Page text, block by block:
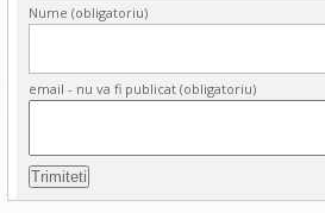
Nume (obligatoriu)
email - nu va fi publicat (obligatoriu)